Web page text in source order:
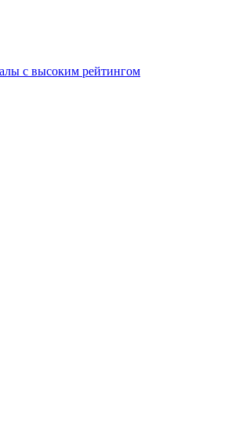
с высоким рейтингом